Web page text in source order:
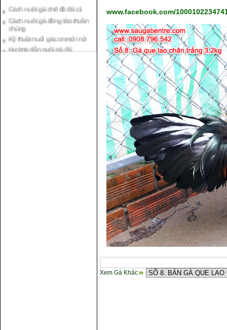
Cách nuôi gà đông tảo thuần
chủng
Kỹ thuật nuôi gà con mới nở
Hướng dẫn nuôi gà đá
Tại sao bạn cần biết cách nuôi
www.facebook.com/
Xem Gà Khác